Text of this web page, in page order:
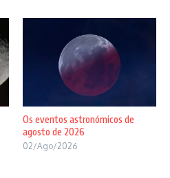
Os eventos astronómicos de
agosto de 2026
02/Ago/2026